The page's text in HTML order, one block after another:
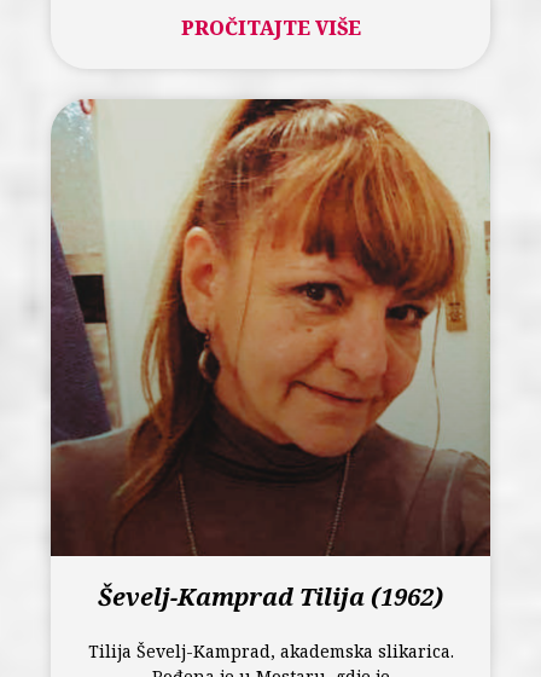
PROČITAJTE VIŠE
Ševelj-Kamprad Tilija (1962)
Tilija Ševelj-Kamprad, akademska slikarica.